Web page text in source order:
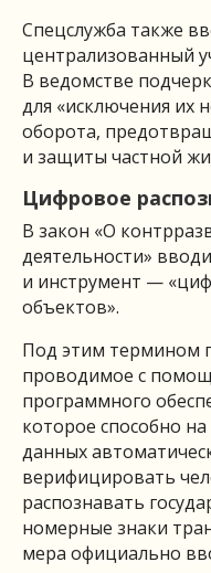
Спецслужба также
централизованный
В ведомстве
для «исключения их
оборота,
и защиты частной
Цифровое
В закон «О
деятельности»
и инструмент —
объектов».
Под этим термином
проводимое с
программного
которое способно
данных
верифицировать
распознавать
номерные знаки
мера официально